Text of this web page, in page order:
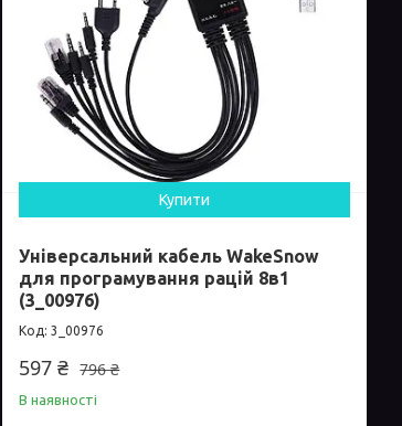
Купити
Універсальний кабель WakeSnow
для програмування рацій 8в1
(3_00976)
3_00976
796 ₴
597 ₴
В наявності